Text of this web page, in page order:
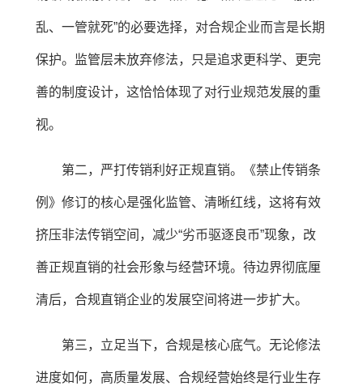
乱、一管就死”的必要选择，对合规企业而言是长期
保护。监管层未放弃修法，只是追求更科学、更完
善的制度设计，这恰恰体现了对行业规范发展的重
视。
第二，严打传销利好正规直销。《禁止传销条
例》修订的核心是强化监管、清晰红线，这将有效
挤压非法传销空间，减少“劣币驱逐良币”现象，改
善正规直销的社会形象与经营环境。待边界彻底厘
清后，合规直销企业的发展空间将进一步扩大。
第三，立足当下，合规是核心底气。无论修法
进度如何，高质量发展、合规经营始终是行业生存